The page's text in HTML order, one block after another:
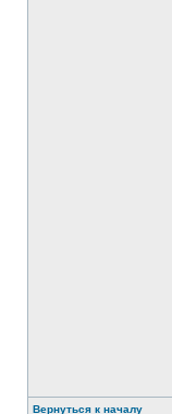
Вернуться к началу